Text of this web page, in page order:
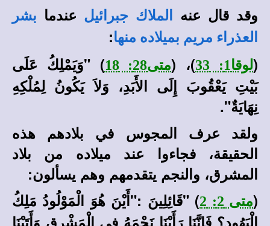
وقد قال عنه
الملاك جبرائيل عندما بشر
العذراء مريم بميلاده منها:
(لوقا1: 33 )، (متى28: 18 ) "وَيَمْلِكُ عَلَى
بَيْتِ يَعْقُوبَ إِلَى الأَبَدِ، وَلاَ يَكُونُ لِمُلْكِهِ
نِهَايَةٌ".
ولقد عرف المجوس في بلادهم هذه
الحقيقة، فجاءوا عند ميلاده من بلاد
المشرق، والنجم يتقدمهم وهم يسألون:
(متى 2: 2 ) "قَائِلِينَ :"أَيْنَ هُوَ الْمَوْلُودُ مَلِكُ
الْيَهُودِ؟ فَإِنَّنَا رَأَيْنَا نَجْمَهُ فِي الْمَشْرِقِ وَأَتَيْنَا